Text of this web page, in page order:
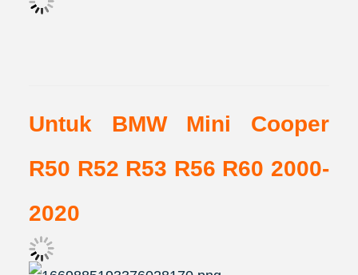
Untuk BMW Mini Cooper
R50 R52 R53 R56 R60 2000-
2020